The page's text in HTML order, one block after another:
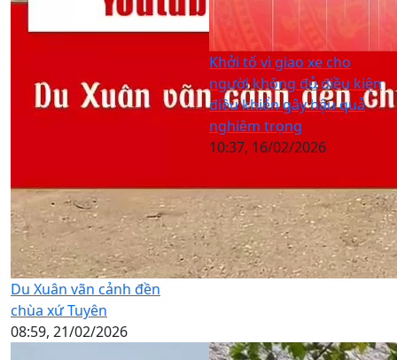
Du Xuân vãn cảnh đền
chùa xứ Tuyên
08:59, 21/02/2026
Khởi tố vì giao xe cho
người không đủ điều kiện
điều khiển gây hậu quả
nghiêm trọng
10:37, 16/02/2026